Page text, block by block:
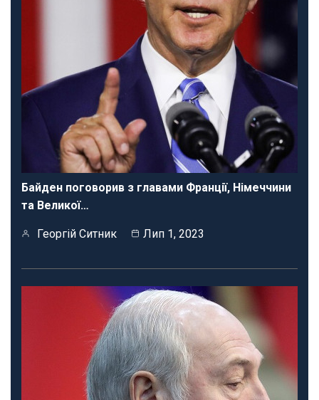
Байден поговорив з главами Франції, Німеччини
та Великої…
Георгій Ситник Лип 1, 2023